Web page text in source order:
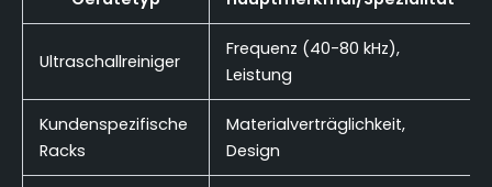
Ultraschallreiniger
Frequenz (40-80 kHz),
Leistung
Kundenspezifische
Racks
Materialverträglichkeit,
Design